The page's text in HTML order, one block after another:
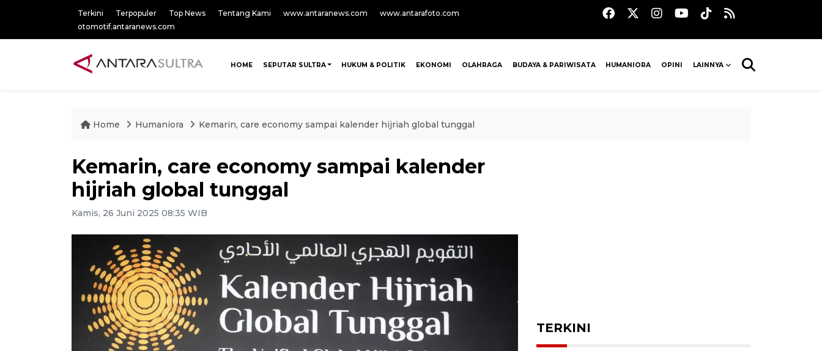
Terkini Terpopuler Top News Tentang Kami www.antaranews.com
www.antarafoto.com
otomotif.antaranews.com
HOME SEPUTAR SULTRA HUKUM & POLITIK EKONOMI OLAHRAGA BUDAYA & PARIWISATA HUMANIORA OPINI LAINNYA
Home Humaniora Kemarin, care economy sampai kalender hijriah global tunggal
Kemarin, care economy sampai kalender
hijriah global tunggal
Kamis, 26 Juni 2025 08:35 WIB
TERKINI